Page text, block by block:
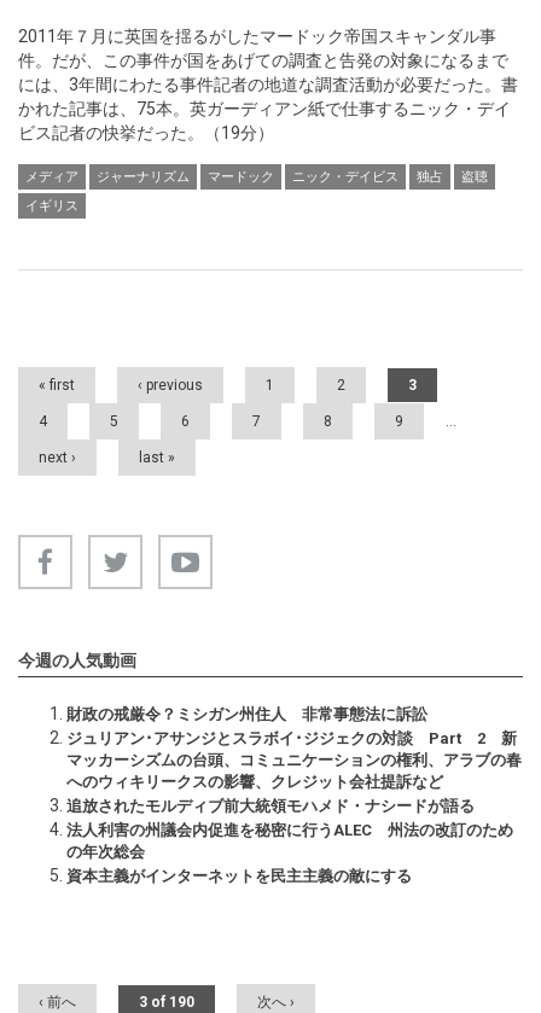
2011年７月に英国を揺るがしたマードック帝国スキャンダル事
件。だが、この事件が国をあげての調査と告発の対象になるまで
には、3年間にわたる事件記者の地道な調査活動が必要だった。書
かれた記事は、75本。英ガーディアン紙で仕事するニック・デイ
ビス記者の快挙だった。（19分）
メディア ジャーナリズム マードック ニック・デイビス 独占
盗聴
イギリス
Pages
« first ‹ previous 1 2 3
4 5 6 7 8 9 …
next › last »
今週の人気動画
財政の戒厳令？ミシガン州住人 非常事態法に訴訟
ジュリアン･アサンジとスラボイ･ジジェクの対談 Part 2 新
マッカーシズムの台頭、コミュニケーションの権利、アラブの春
へのウィキリークスの影響、クレジット会社提訴など
追放されたモルディブ前大統領モハメド・ナシードが語る
法人利害の州議会内促進を秘密に行うALEC 州法の改訂のため
の年次総会
資本主義がインターネットを民主主義の敵にする
‹ 前へ 3 of 190 次へ ›